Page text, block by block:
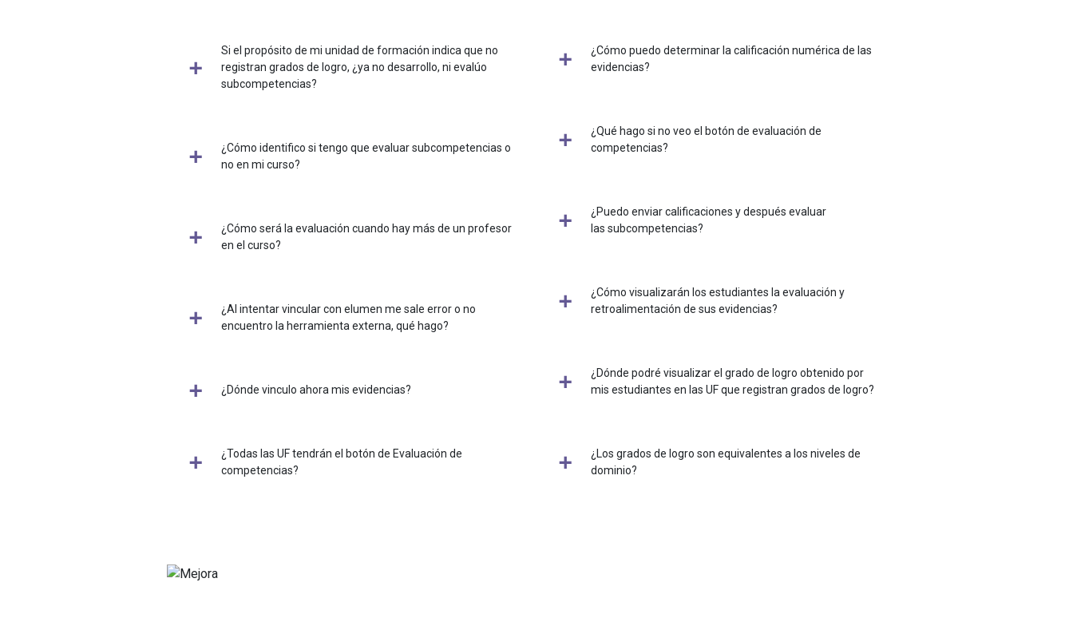
Si el propósito de mi unidad de formación indica que no
registran grados de logro, ¿ya no desarrollo, ni evalúo
subcompetencias?
¿Cómo identifico si tengo que evaluar subcompetencias o
no en mi curso?
¿Cómo será la evaluación cuando hay más de un profesor
en el curso?
¿Al intentar vincular con elumen me sale error o no
encuentro la herramienta externa, qué hago?
¿Dónde vinculo ahora mis evidencias?
¿Todas las UF tendrán el botón de Evaluación de
competencias?
¿Cómo puedo determinar la calificación numérica de las
evidencias?
¿Qué hago si no veo el botón de evaluación de
competencias?
¿Puedo enviar calificaciones y después evaluar
las subcompetencias?
¿Cómo visualizarán los estudiantes la evaluación y
retroalimentación de sus evidencias?
¿Dónde podré visualizar el grado de logro obtenido por
mis estudiantes en las UF que registran grados de logro?
¿Los grados de logro son equivalentes a los niveles de
dominio?